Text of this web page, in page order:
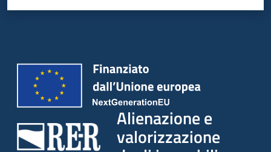
Alienazione e
valorizzazione